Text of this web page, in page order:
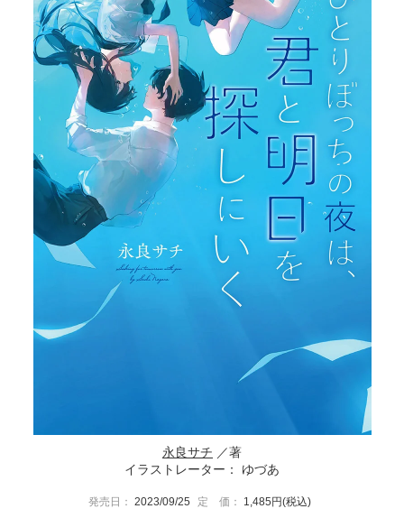
永良サチ ／著
イラストレーター： ゆづあ
発売日： 2023/09/25 定 価： 1,485円(税込)